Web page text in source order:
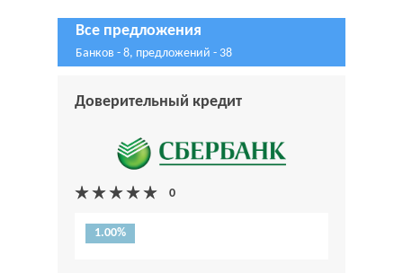
Все предложения
Банков - 8, предложений - 38
Доверительный кредит
1.00%